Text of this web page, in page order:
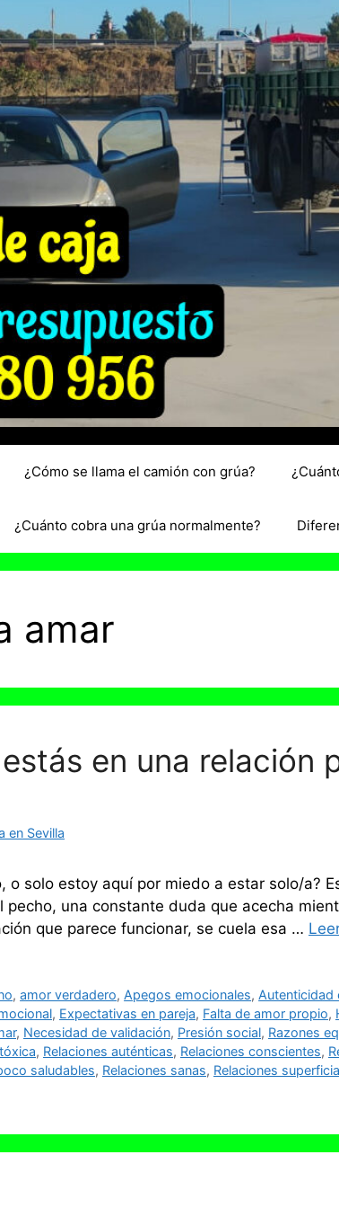
¿Cómo se llama el camión con grúa?
¿Cuánto cobra una grúa normalmente?
amar
en una relación
en Sevilla
o solo estoy aquí por miedo a estar solo/a?
pecho, una constante duda que acecha
que parece funcionar, se cuela esa …
,amor verdadero, Apegos emocionales, Autenticidad
, Expectativas en pareja, Falta de amor propio,
, Necesidad de validación, Presión social, Razones
, Relaciones auténticas, Relaciones conscientes,
saludables, Relaciones sanas, Relaciones